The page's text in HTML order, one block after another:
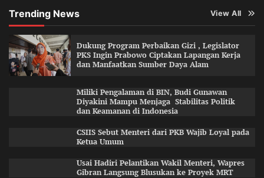
Trending News View All
Dukung Program Perbaikan Gizi , Legislator
PKS Ingin Prabowo Ciptakan Lapangan Kerja
dan Manfaatkan Sumber Daya Alam
Miliki Pengalaman di BIN, Budi Gunawan
Diyakini Mampu Menjaga Stabilitas Politik
dan Keamanan di Indonesia
CSIIS Sebut Menteri dari PKB Wajib Loyal pada
Ketua Umum
Usai Hadiri Pelantikan Wakil Menteri, Wapres
Gibran Langsung Blusukan ke Proyek MRT